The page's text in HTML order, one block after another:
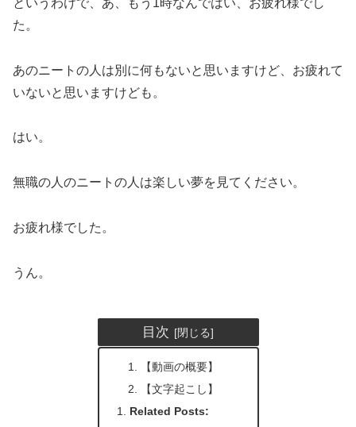
た。
あのニートの人は別に何もないと思いますけど、お疲れて
いないと思いますけども。
はい。
無職の人のニートの人は楽しい夢を見てください。
お疲れ様でした。
うん。
目次
【動画の概要】
【文字起こし】
Related Posts: